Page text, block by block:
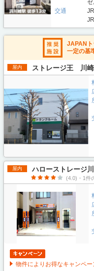
交通
JAPANト
一定の基
屋内 ストレージ王 川
屋内 ハローストレージ
(4.0)・1件
物件によりお得なキャンペー